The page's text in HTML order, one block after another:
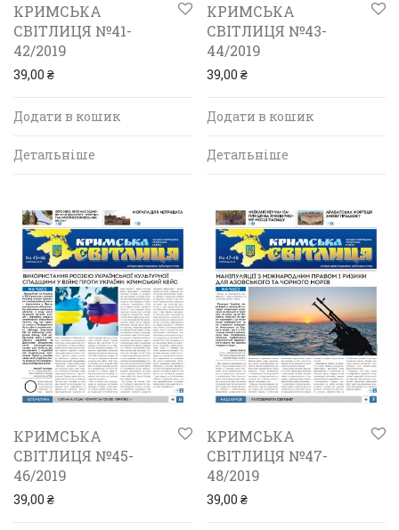
КРИМСЬКА
СВІТЛИЦЯ №41-
42/2019
39,00 ₴
Додати в кошик
Детальніше
КРИМСЬКА
СВІТЛИЦЯ №43-
44/2019
39,00 ₴
Додати в кошик
Детальніше
КРИМСЬКА
СВІТЛИЦЯ №45-
46/2019
39,00 ₴
КРИМСЬКА
СВІТЛИЦЯ №47-
48/2019
39,00 ₴